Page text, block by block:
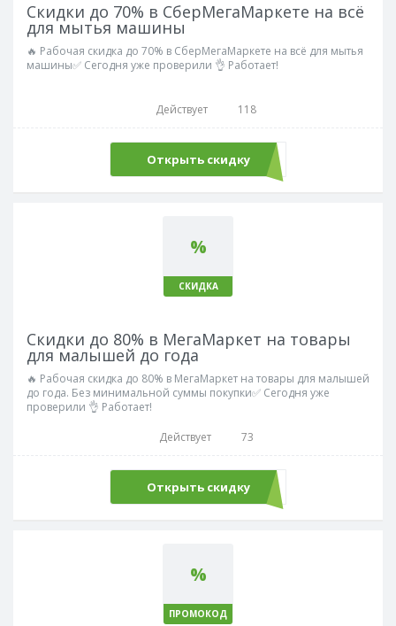
Скидки до 70% в СберМегаМаркете на всё
для мытья машины
🔥 Рабочая скидка до 70% в СберМегаМаркете на всё для мытья
машины✅ Сегодня уже проверили 👌 Работает!
Действует 118
Открыть скидку
%
СКИДКА
Скидки до 80% в МегаМаркет на товары
для малышей до года
🔥 Рабочая скидка до 80% в МегаМаркет на товары для малышей
до года. Без минимальной суммы покупки✅ Сегодня уже
проверили 👌 Работает!
Действует
73
Открыть скидку
%
ПРОМОКОД